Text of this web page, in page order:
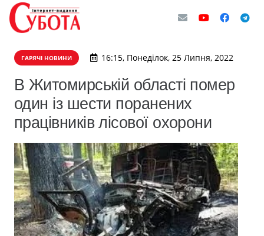
ГАРЯЧІ НОВИНИ 16:15, Понеділок, 25 Липня, 2022
В Житомирській області помер
один із шести поранених
працівників лісової охорони